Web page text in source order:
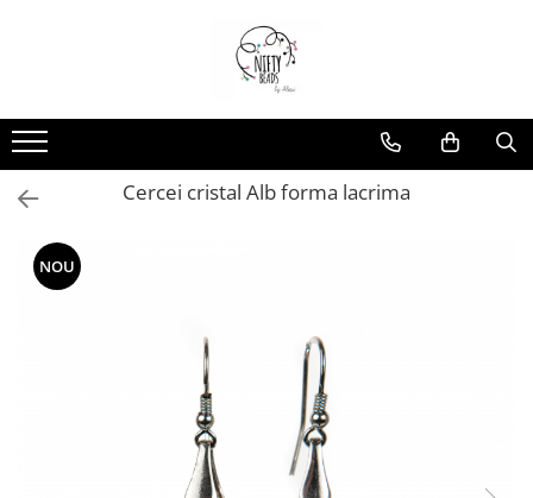
Cercei cristal Alb forma lacrima
NOU